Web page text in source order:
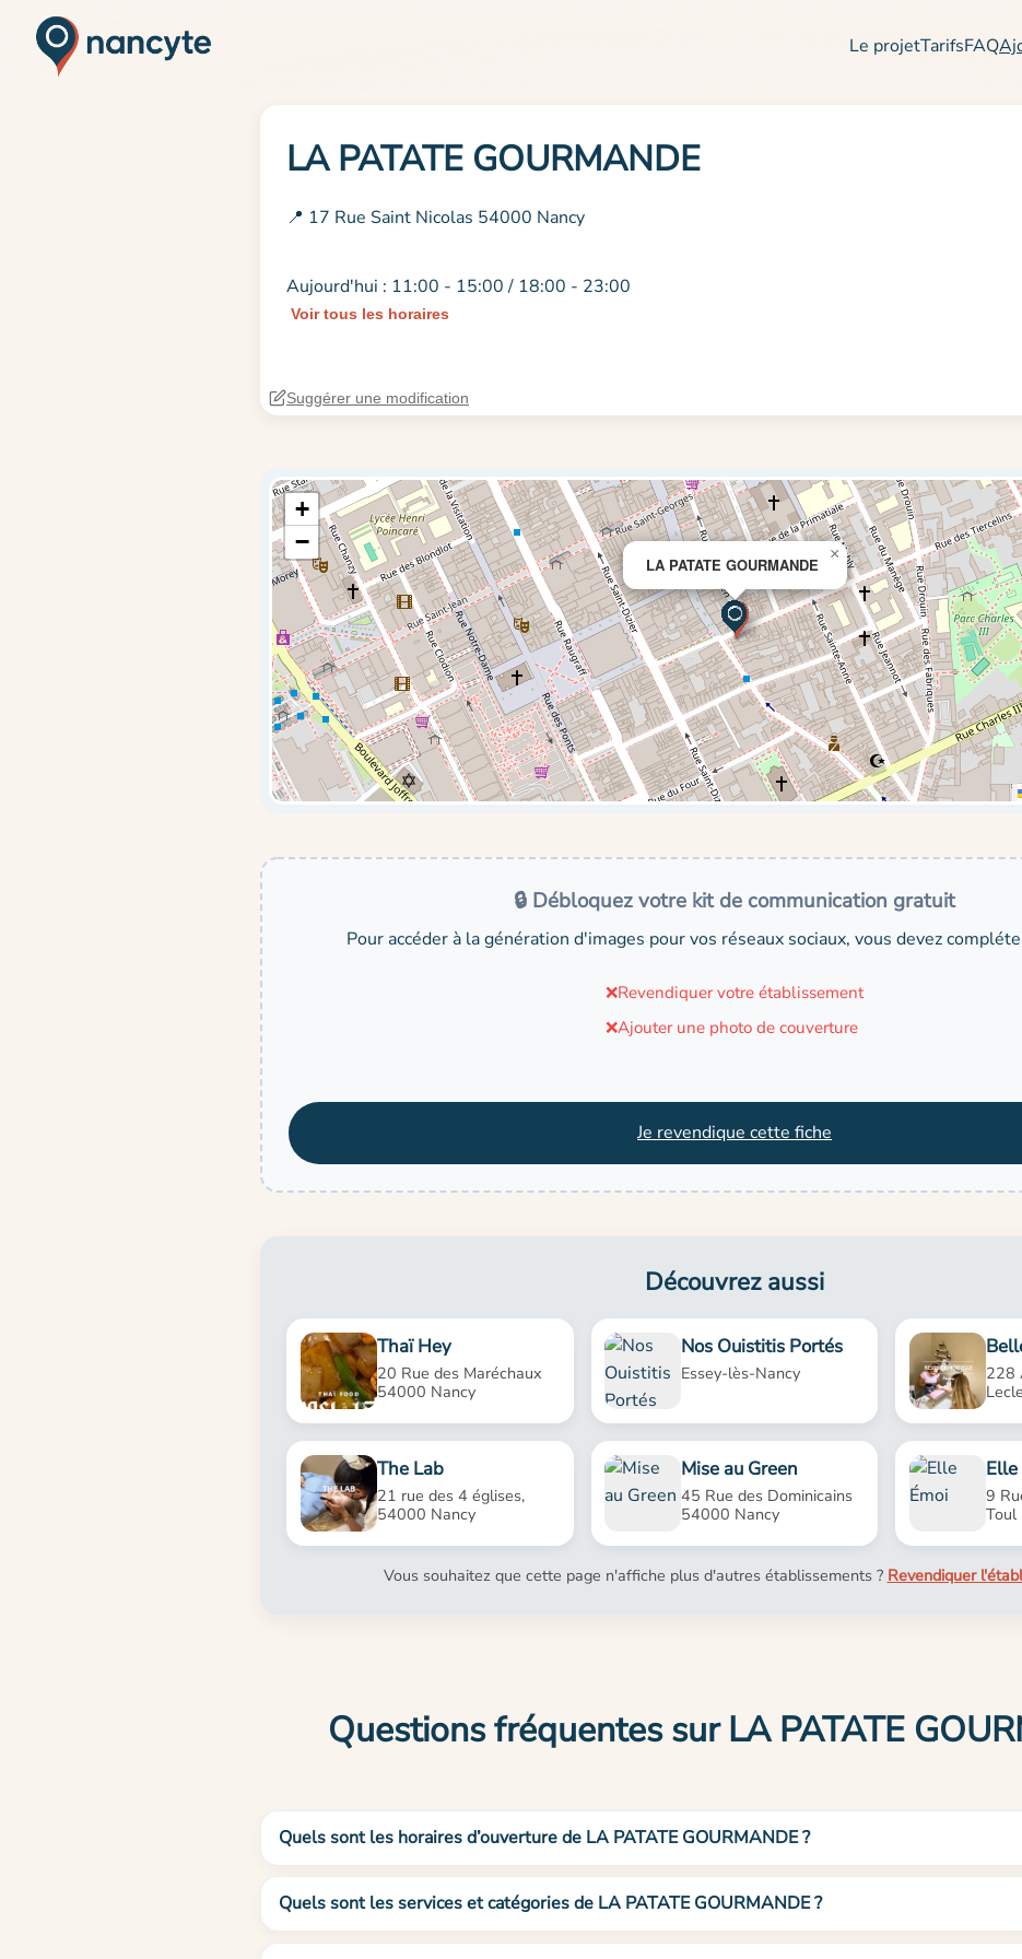
Le projetTarifsFAQ
LA PATATE GOURMANDE
📍 17 Rue Saint Nicolas 54000 Nancy
Aujourd'hui : 11:00 - 15:00 / 18:00 - 23:00
Voir tous les horaires
Suggérer une modification
LA PATATE GOURMANDE
×
+
−
🔒 Débloquez votre kit de communication gratuit
Pour accéder à la génération d'images pour vos réseaux sociaux, vous devez
❌Revendiquer votre établissement
❌Ajouter une photo de couverture
Je revendique cette fiche
Découvrez aussi
Thaï Hey
20 Rue des Maréchaux
54000 Nancy
Nos Ouistitis Portés
Essey-lès-Nancy
228
The Lab
21 rue des 4 églises,
54000 Nancy
Mise au Green
45 Rue des Dominicains
54000 Nancy
Elle
9
Toul
Vous souhaitez que cette page n'affiche plus d'autres établissements ? Revendiquer
Questions fréquentes sur LA PATATE
Quels sont les horaires d’ouverture de LA PATATE GOURMANDE ?
Quels sont les services et catégories de LA PATATE GOURMANDE ?